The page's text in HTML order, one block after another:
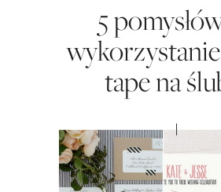
5
tape na